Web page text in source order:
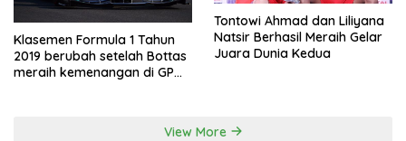
Klasemen Formula 1 Tahun
2019 berubah setelah Bottas
meraih kemenangan di GP
Tontowi Ahmad dan Liliyana
Natsir Berhasil Meraih Gelar
Juara Dunia Kedua
View More